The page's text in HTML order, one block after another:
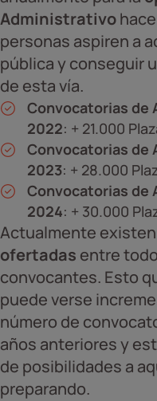
Administrativo
personas aspiren a
pública y conseguir
de esta vía.
Convocatorias de
2022: + 21.000
Convocatorias de
2023: + 28.000
Convocatorias de
2024: + 30.000
Actualmente existen
ofertadas entre
convocantes. Esto
puede verse
número de
años anteriores y
de posibilidades a
preparando.